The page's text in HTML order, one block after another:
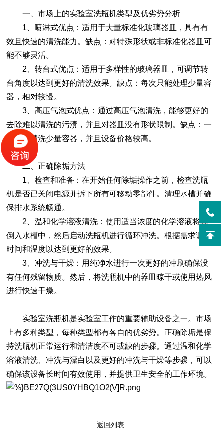
一、市场上的实验室洗瓶机类型及优劣势分析
1、喷淋式优点：适用于大量标准化玻璃器皿，具有有
效且快速的清洗能力。缺点：对特殊形状或非标准化器皿可
能不够灵活。
2、转台式优点：适用于多样性的玻璃器皿，可调节转
台角度以达到更好的清洗效果。缺点：每次只能处理少量容
器，相对较慢。
3、高压气泡式优点：通过高压气泡清洗，能够更好的
去除难以清洗的污渍，并且对器皿没有形状限制。缺点：一
次只能清洗少量容器，并且设备价格较高。
二、正确除垢方法
1、检查和准备：在开始任何除垢操作之前，检查洗瓶
机是否已关闭电源并拆下所有可移动零部件。清理水槽并确
保排水系统畅通。
2、温和化学溶液清洗：使用适当浓度的化学溶液将其
倒入水槽中，然后启动洗瓶机进行循环冲洗。根据需求调整
时间和温度以达到更好的效果。
3、冲洗与干燥：用纯净水进行一次更好的冲刷确保没
有任何残留物质。然后，将洗瓶机中的器皿晾干或使用热风
进行快速干燥。
实验室洗瓶机是实验室工作的重要辅助设备之一。市场
上有多种类型，每种类型都有各自的优劣势。正确除垢是保
持洗瓶机正常运行和清洁度不可或缺的步骤。通过温和化学
溶液清洗、冲洗与漂白以及更好的冲洗与干燥等步骤，可以
确保该设备长时间有效使用，并提供卫生安全的工作环境。
返回列表